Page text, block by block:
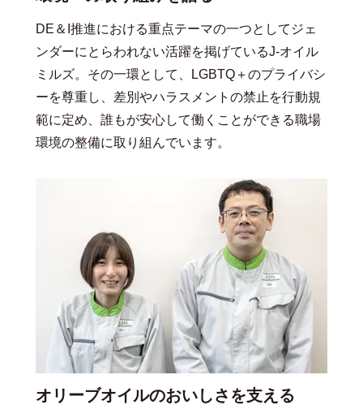
DE＆I推進における重点テーマの一つとしてジェ
ンダーにとらわれない活躍を掲げているJ-オイル
ミルズ。その一環として、LGBTQ＋のプライバシ
ーを尊重し、差別やハラスメントの禁止を行動規
範に定め、誰もが安心して働くことができる職場
環境の整備に取り組んでいます。
オリーブオイルのおいしさを支える